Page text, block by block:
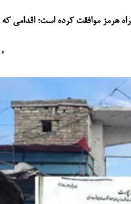
هرمز موافقت کرده است؛ اقدامی که
,